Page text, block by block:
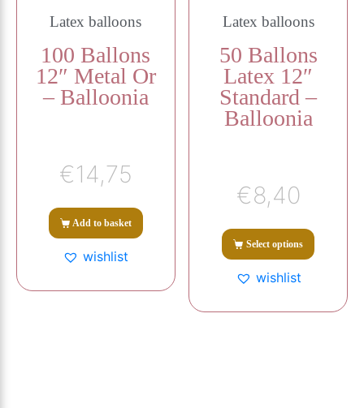
Latex balloons
100 Ballons
12″ Metal Or
– Balloonia
€14,75
Add to basket
wishlist
Latex balloons
50 Ballons
Latex 12″
Standard –
Balloonia
€8,40
Select options
wishlist